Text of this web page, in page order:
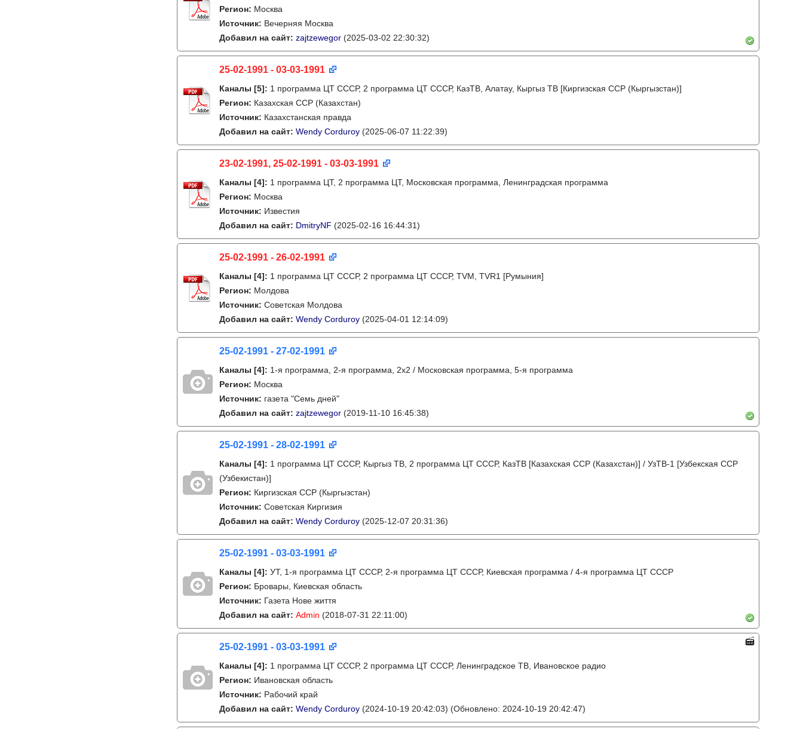
Регион: Москва
Источник: Вечерняя Москва
Добавил на сайт: zajtzewegor (2025-03-02 22:30:32)
25-02-1991 - 03-03-1991
Каналы [5]: 1 программа ЦТ СССР, 2 программа ЦТ СССР, КазТВ, Алатау, Кыргыз ТВ [Киргизская ССР (Кыргызстан)]
Регион: Казахская ССР (Казахстан)
Источник: Казахстанская правда
Добавил на сайт: Wendy Corduroy (2025-06-07 11:22:39)
23-02-1991, 25-02-1991 - 03-03-1991
Каналы [4]: 1 программа ЦТ, 2 программа ЦТ, Московская программа, Ленинградская программа
Регион: Москва
Источник: Известия
Добавил на сайт: DmitryNF (2025-02-16 16:44:31)
25-02-1991 - 26-02-1991
Каналы [4]: 1 программа ЦТ СССР, 2 программа ЦТ СССР, TVM, TVR1 [Румыния]
Регион: Молдова
Источник: Советская Молдова
Добавил на сайт: Wendy Corduroy (2025-04-01 12:14:09)
25-02-1991 - 27-02-1991
Каналы [4]: 1-я программа, 2-я программа, 2х2 / Московская программа, 5-я программа
Регион: Москва
Источник: газета "Семь дней"
Добавил на сайт: zajtzewegor (2019-11-10 16:45:38)
25-02-1991 - 28-02-1991
Каналы [4]: 1 программа ЦТ СССР, Кыргыз ТВ, 2 программа ЦТ СССР, КазТВ [Казахская ССР (Казахстан)] / УзТВ-1 [Узбекская ССР
(Узбекистан)]
Регион: Киргизская ССР (Кыргызстан)
Источник: Советская Киргизия
Добавил на сайт: Wendy Corduroy (2025-12-07 20:31:36)
25-02-1991 - 03-03-1991
Каналы [4]: УТ, 1-я программа ЦТ СССР, 2-я программа ЦТ СССР, Киевская программа / 4-я программа ЦТ СССР
Регион: Бровары, Киевская область
Источник: Газета Нове життя
Добавил на сайт: Admin (2018-07-31 22:11:00)
25-02-1991 - 03-03-1991
Каналы [4]: 1 программа ЦТ СССР, 2 программа ЦТ СССР, Ленинградское ТВ, Ивановское радио
Регион: Ивановская область
Источник: Рабочий край
Добавил на сайт: Wendy Corduroy (2024-10-19 20:42:03) (Обновлено: 2024-10-19 20:42:47)